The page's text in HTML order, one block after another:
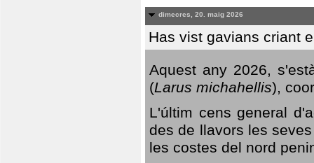
dimecres, 20. maig 2026
Has vist gavians criant
Aquest any 2026,
(Larus michahellis),
L'últim cens general
des de llavors les
les costes del nord